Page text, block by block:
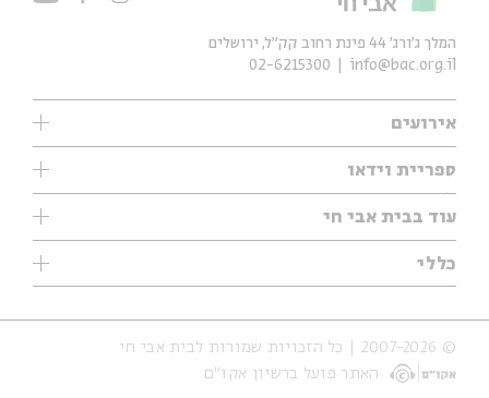
אירועים
עיון
אנגלית
נוער
סדרות
אירועי עבר
אירועים בירושלים
ספריית וידאו
ילדים
מוזיקה
עיון
מיוחדים
עוד בבית אבי חי
תערוכות
מיוחדים
כללי
אודות
הצהרת נגישות
תנאי שימוש והצהרת פרטיות
המלך ג'ורג' 44 פינת רחוב קק״ל, ירושלים
info@bac.org.il
02-6215300
© 2007-2026 | כל הזכויות שמורות לבית אבי חי
האתר פועל ברשיון אקו״ם